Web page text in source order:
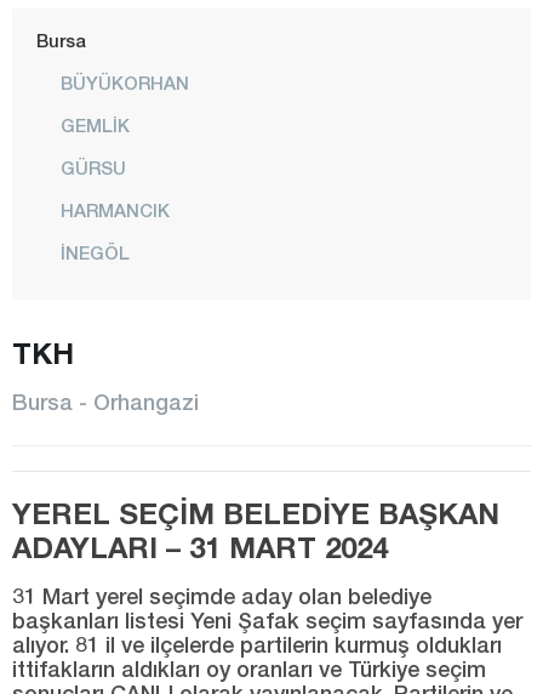
Bursa
BÜYÜKORHAN
GEMLİK
GÜRSU
HARMANCIK
İNEGÖL
MUSTAFAKEMALPAŞA
NİLÜFER
ORHANELİ
ORHANGAZİ
OSMANGAZİ
TKH
Bursa - Orhangazi
YEREL SEÇİM BELEDİYE BAŞKAN
ADAYLARI – 31 MART 2024
31 Mart yerel seçimde aday olan belediye
başkanları listesi Yeni Şafak seçim sayfasında yer
alıyor. 81 il ve ilçelerde partilerin kurmuş oldukları
ittifakların aldıkları oy oranları ve Türkiye seçim